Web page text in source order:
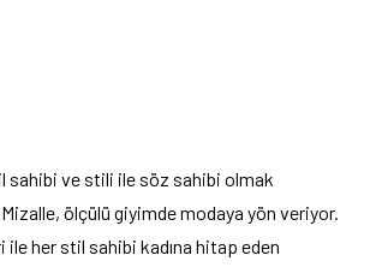
sahibi ve stili ile söz sahibi olmak
ölçülü giyimde modaya yön veriyor.
ile her stil sahibi kadına hitap eden